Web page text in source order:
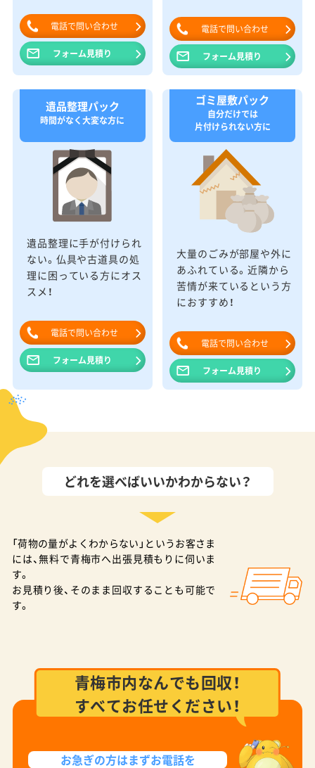
電話で問い合わせ
フォーム見積り
電話で問い合わせ
フォーム見積り
遺品整理パック
時間がなく大変な方に
遺品整理に手が付けられ
ない。仏具や古道具の処
理に困っている方にオス
スメ！
電話で問い合わせ
フォーム見積り
ゴミ屋敷パック
自分だけでは
片付けられない方に
大量のごみが部屋や外に
あふれている。近隣から
苦情が来ているという方
におすすめ！
電話で問い合わせ
フォーム見積り
どれを選べばいいかわからない？
「荷物の量がよくわからない」というお客さま
には、無料で青梅市へ出張見積もりに伺いま
す。
お見積り後、そのまま回収することも可能で
す。
青梅市内なんでも回収！
すべてお任せください！
お急ぎの方はまずお電話を